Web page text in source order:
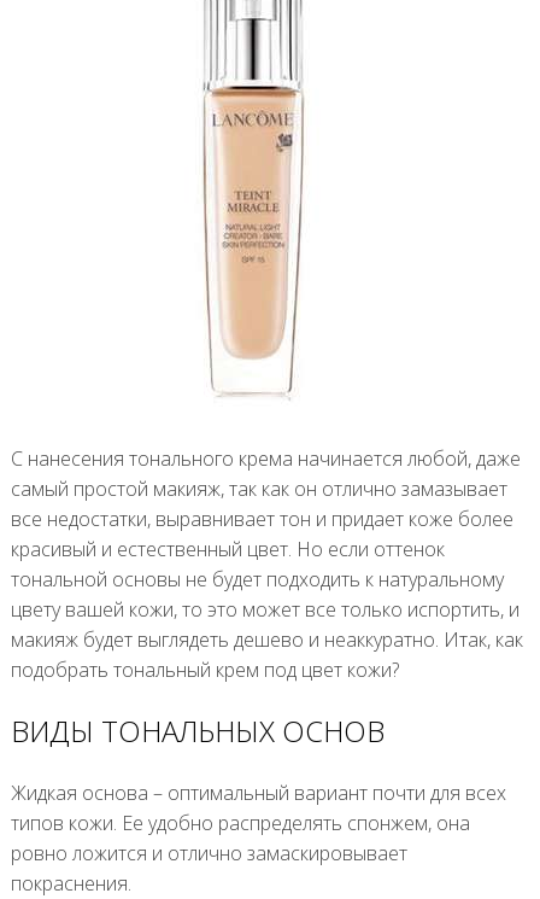
С нанесения тонального крема начинается любой, даже
самый простой макияж, так как он отлично замазывает
все недостатки, выравнивает тон и придает коже более
красивый и естественный цвет. Но если оттенок
тональной основы не будет подходить к натуральному
цвету вашей кожи, то это может все только испортить, и
макияж будет выглядеть дешево и неаккуратно. Итак, как
подобрать тональный крем под цвет кожи?
ВИДЫ ТОНАЛЬНЫХ ОСНОВ
Жидкая основа – оптимальный вариант почти для всех
типов кожи. Ее удобно распределять спонжем, она
ровно ложится и отлично замаскировывает
покраснения.